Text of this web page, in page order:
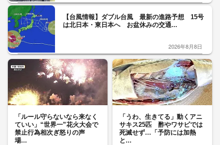
【台風情報】ダブル台風 最新の進路予想 15号
は北日本・東日本へ お盆休みの交通...
2026年8月8日
「ルール守らないなら来なく
ていい」“世界一”花火大会で
禁止行為相次ぎ怒りの声
場...
「うわ、生きてる」動くアニ
サキス25匹 酢やワサビでは
死滅せず…「予防には加熱
と...